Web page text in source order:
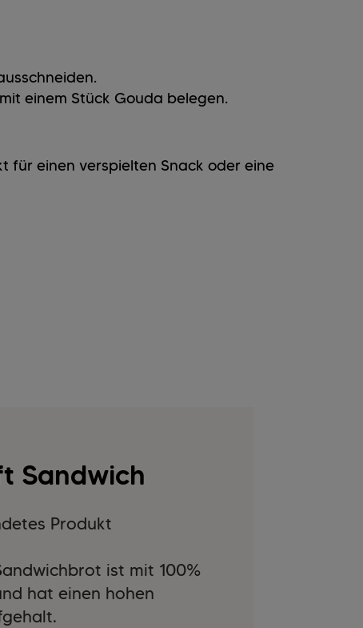
einem Stück Gouda belegen.
für einen verspielten Snack oder eine
Sandwich
Produkt
ist mit 100%
hat einen hohen